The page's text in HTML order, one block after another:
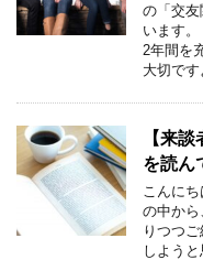
の「交
います。
2年間を
大切で
【来
を読ん
こんに
の中から
りつつ
しよう